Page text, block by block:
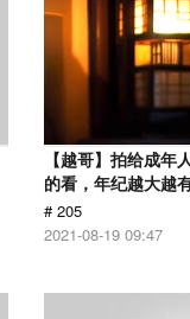
【越哥】拍给成年
的看，年纪越大越
# 205
2021-08-19 09:47